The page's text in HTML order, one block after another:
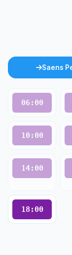
Saens
06:00
10:00
14:00
18:00